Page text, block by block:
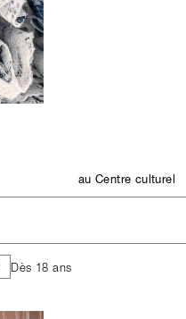
au Centre culturel
Dès 18 ans